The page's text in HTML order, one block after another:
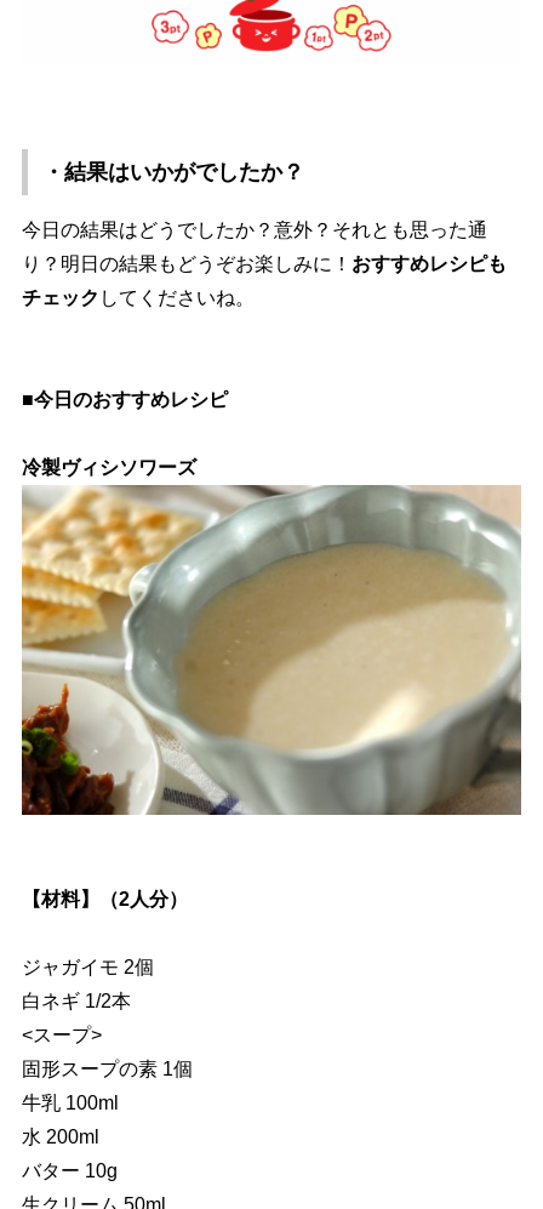
・結果はいかがでしたか？
今日の結果はどうでしたか？意外？それとも思った通
り？明日の結果もどうぞお楽しみに！ おすすめレシピも
チェック してくださいね。
■今日のおすすめレシピ
冷製ヴィシソワーズ
【材料】（2人分）
ジャガイモ 2個
白ネギ 1/2本
<スープ>
固形スープの素 1個
牛乳 100ml
水 200ml
バター 10g